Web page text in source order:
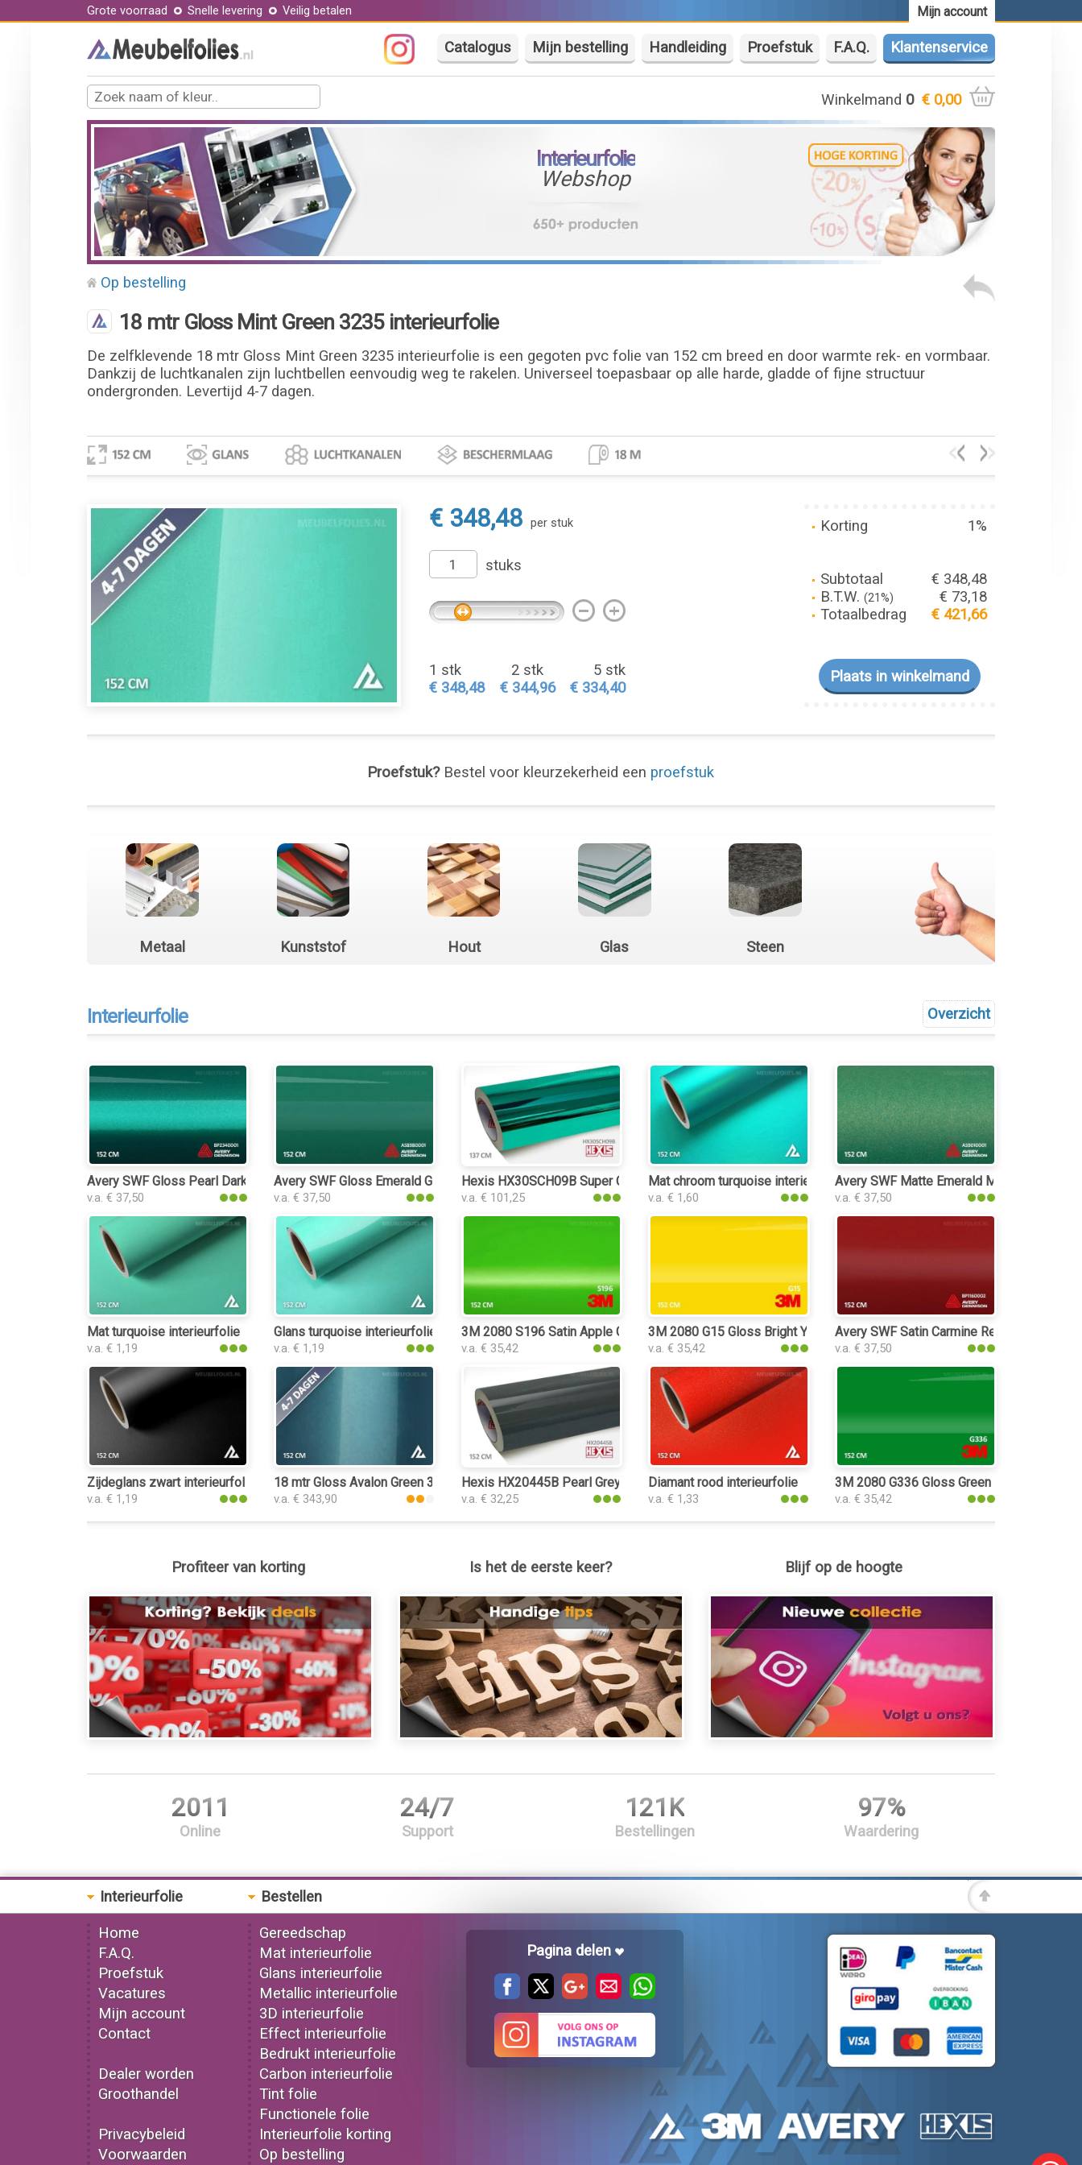
Mijn account
Grote voorraad Snelle levering Veilig betalen
Catalogus Mijn bestelling Handleiding Proefstuk F.A.Q. Klantenservice
Winkelmand 0 € 0,00
Interieurfolie
Webshop
Op bestelling
18 mtr Gloss Mint Green 3235 interieurfolie
De zelfklevende 18 mtr Gloss Mint Green 3235 interieurfolie is een gegoten pvc folie van 152 cm breed en door warmte rek- en vormbaar.
Dankzij de luchtkanalen zijn luchtbellen eenvoudig weg te rakelen. Universeel toepasbaar op alle harde, gladde of fijne structuur
ondergronden. Levertijd 4-7 dagen.
€ 348,48 per stuk
stuks
1 stk
€ 348,48
2 stk
€ 344,96
5 stk
€ 334,40
Korting 1%
Subtotaal
€ 348,48
B.T.W. (21%)
€ 73,18
Totaalbedrag
€ 421,66
Proefstuk?Bestel voor kleurzekerheid een proefstuk
Metaal Kunststof Hout Glas Steen
Overzicht
Interieurfolie
Avery SWF Gloss Pearl Dark Green interieurfolie
v.a. € 37,50
Avery SWF Gloss Emerald Green interieurfolie
v.a. € 37,50
Hexis HX30SCH09B Super Chrome Turquoise Gloss interieurfolie
v.a. € 101,25
Mat chroom turquoise interieurfolie
v.a. € 1,60
Avery SWF Matte Emerald Metallic
v.a. € 37,50
Mat turquoise interieurfolie
v.a. € 1,19
Glans turquoise interieurfolie
v.a. € 1,19
3M 2080 S196 Satin Apple Green interieurfolie
v.a. € 35,42
3M 2080 G15 Gloss Bright Yellow interieurfolie
v.a. € 35,42
Avery SWF Satin Carmine Red interieurfolie
v.a. € 37,50
Zijdeglans zwart interieurfolie
v.a. € 1,19
18 mtr Gloss Avalon Green 3194 interieurfolie
v.a. € 343,90
Hexis HX20445B Pearl Grey Gloss interieurfolie
v.a. € 32,25
Diamant rood interieurfolie
v.a. € 1,33
3M 2080 G336 Gloss Green Envy
v.a. € 35,42
Profiteer van korting Is het de eerste keer? Blijf op de hoogte
2011
Online
24/7
Support
121K
Bestellingen
97%
Waardering
Interieurfolie
Home
F.A.Q.
Proefstuk
Vacatures
Mijn account
Contact
Dealer worden
Groothandel
Privacybeleid
Voorwaarden
Bestellen
Gereedschap
Mat interieurfolie
Glans interieurfolie
Metallic interieurfolie
3D interieurfolie
Effect interieurfolie
Bedrukt interieurfolie
Carbon interieurfolie
Tint folie
Functionele folie
Interieurfolie korting
Op bestelling
Pagina delen